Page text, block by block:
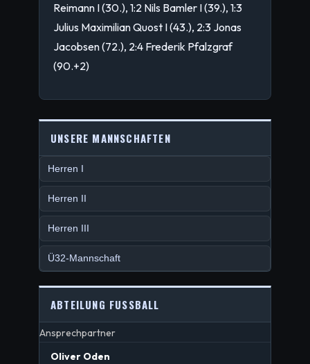
Reimann I (30.), 1:2 Nils Bamler I (39.), 1:3
Julius Maximilian Quost I (43.), 2:3 Jonas
Jacobsen (72.), 2:4 Frederik Pfalzgraf
(90.+2)
UNSERE MANNSCHAFTEN
Herren I
Herren II
Herren III
Ü32-Mannschaft
ABTEILUNG FUSSBALL
Ansprechpartner
Oliver Oden